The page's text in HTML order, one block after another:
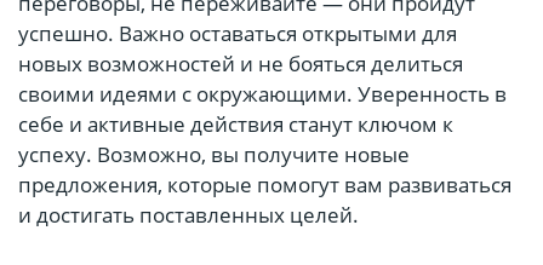
успешно. Важно оставаться открытыми для
новых возможностей и не бояться делиться
своими идеями с окружающими. Уверенность в
себе и активные действия станут ключом к
успеху. Возможно, вы получите новые
предложения, которые помогут вам развиваться
и достигать поставленных целей.